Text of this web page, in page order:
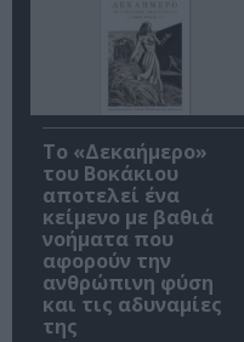
Το «Δεκαήμερο»
του Βοκάκιου
αποτελεί ένα
κείμενο με βαθιά
νοήματα που
αφορούν την
ανθρώπινη φύση
και τις αδυναμίες
της